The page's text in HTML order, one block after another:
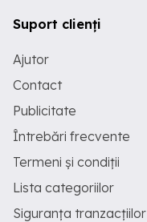
Suport clienți
Ajutor
Contact
Publicitate
Întrebări frecvente
Termeni și condiții
Lista categoriilor
Siguranța tranzacțiilor